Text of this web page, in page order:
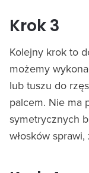
Krok 3
Kolejny krok to
możemy
lub tuszu do
palcem. Nie ma
symetrycznych
włosków